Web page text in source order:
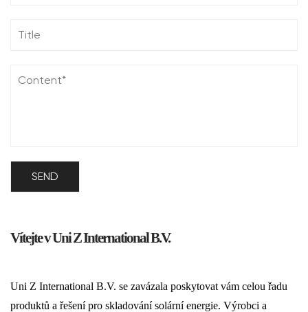
Vítejte v Uni Z International B.V.
Uni Z International B.V. se zavázala poskytovat vám celou řadu
produktů a řešení pro skladování solární energie. Výrobci a